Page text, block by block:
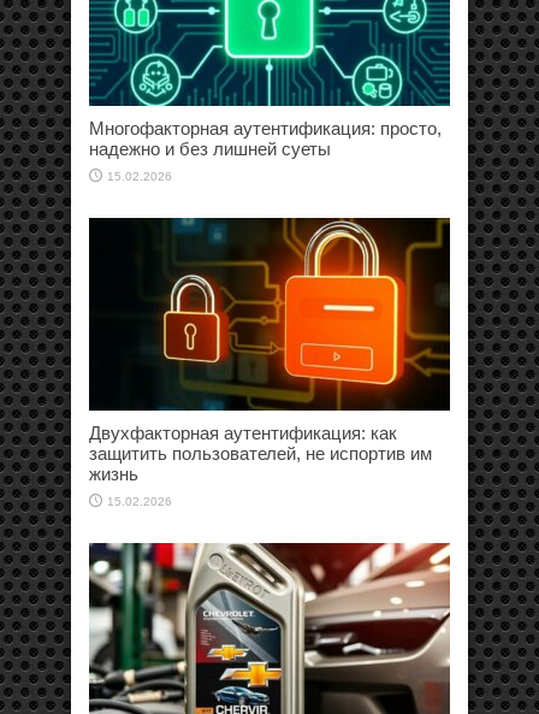
Многофакторная аутентификация: просто,
надежно и без лишней суеты
15.02.2026
Двухфакторная аутентификация: как
защитить пользователей, не испортив им
жизнь
15.02.2026